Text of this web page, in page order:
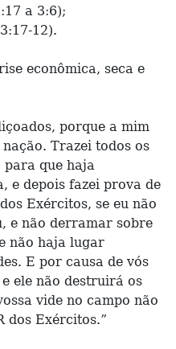
a 3:6);
12).
econômica, seca e
porque a mim
Trazei todos os
para que haja
e depois fazei prova de
Exércitos, se eu não
e não derramar sobre
não haja lugar
E por causa de vós
ele não destruirá os
vide no campo não
dos Exércitos.”